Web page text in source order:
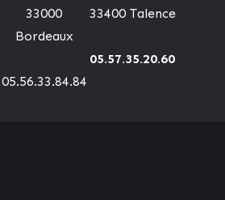
33000
Bordeaux
05.56.33.84.84
33400 Talence
05.57.35.20.60